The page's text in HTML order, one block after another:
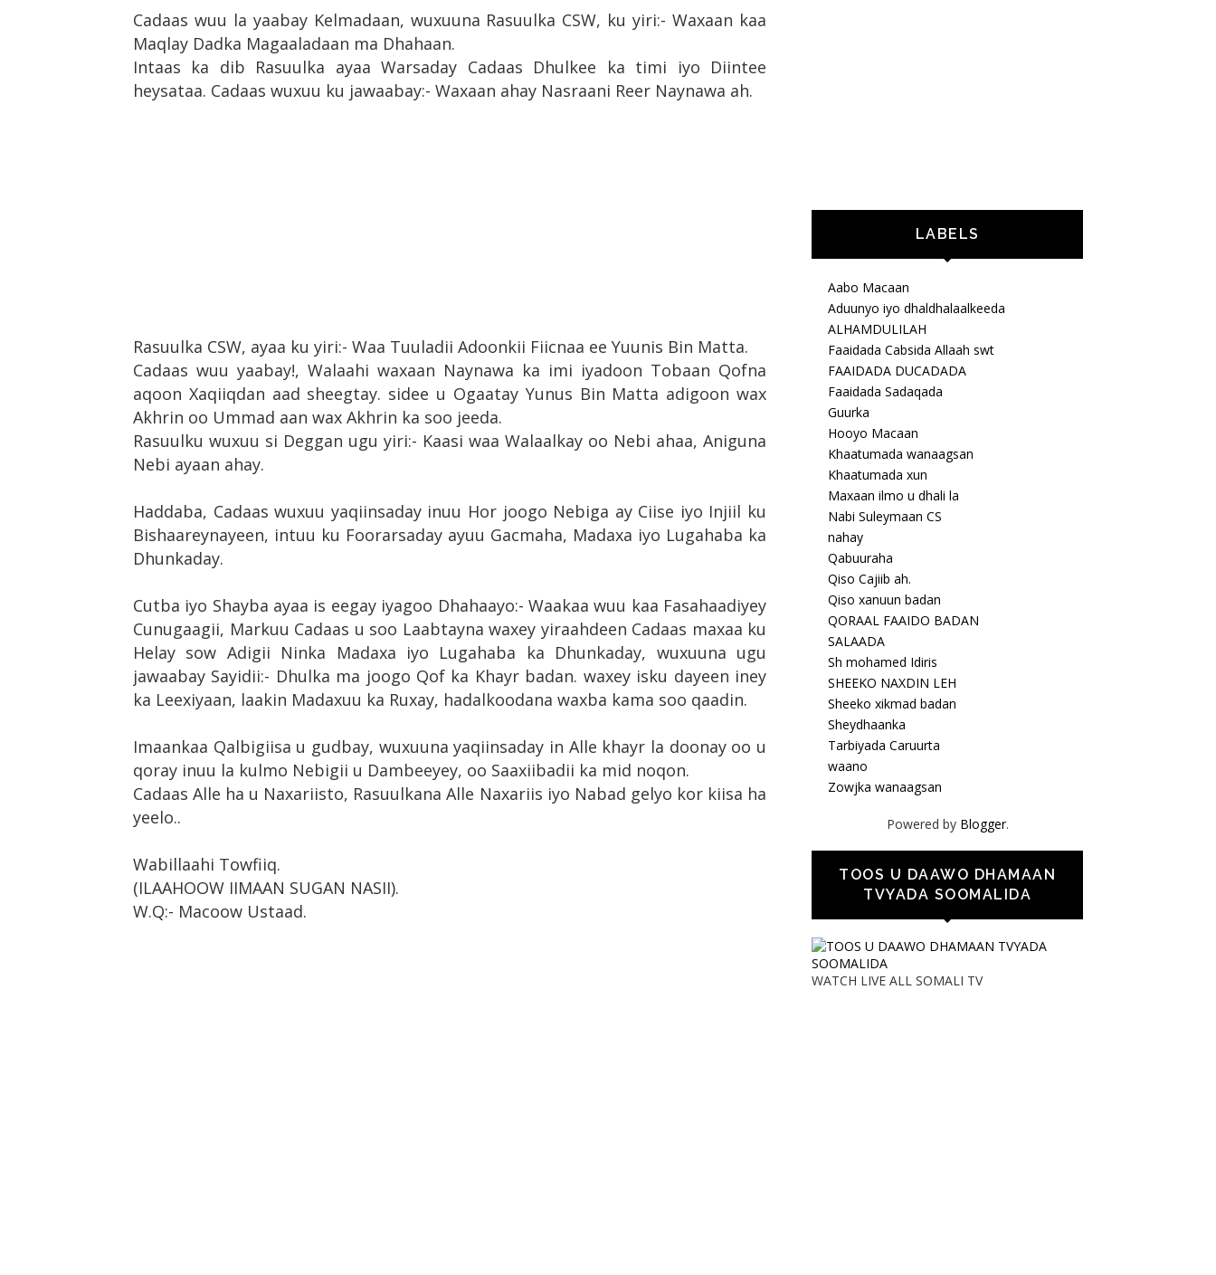
Cadaas wuu la yaabay Kelmadaan, wuxuuna Rasuulka CSW, ku yiri:- Waxaan kaa
Maqlay Dadka Magaaladaan ma Dhahaan.
Intaas ka dib Rasuulka ayaa Warsaday Cadaas Dhulkee ka timi iyo Diintee
heysataa. Cadaas wuxuu ku jawaabay:- Waxaan ahay Nasraani Reer Naynawa ah.
Rasuulka CSW, ayaa ku yiri:- Waa Tuuladii Adoonkii Fiicnaa ee Yuunis Bin Matta.
Cadaas wuu yaabay!, Walaahi waxaan Naynawa ka imi iyadoon Tobaan Qofna
aqoon Xaqiiqdan aad sheegtay. sidee u Ogaatay Yunus Bin Matta adigoon wax
Akhrin oo Ummad aan wax Akhrin ka soo jeeda.
Rasuulku wuxuu si Deggan ugu yiri:- Kaasi waa Walaalkay oo Nebi ahaa, Aniguna
Nebi ayaan ahay.
Haddaba, Cadaas wuxuu yaqiinsaday inuu Hor joogo Nebiga ay Ciise iyo Injiil ku
Bishaareynayeen, intuu ku Foorarsaday ayuu Gacmaha, Madaxa iyo Lugahaba ka
Dhunkaday.
Cutba iyo Shayba ayaa is eegay iyagoo Dhahaayo:- Waakaa wuu kaa Fasahaadiyey
Cunugaagii, Markuu Cadaas u soo Laabtayna waxey yiraahdeen Cadaas maxaa ku
Helay sow Adigii Ninka Madaxa iyo Lugahaba ka Dhunkaday, wuxuuna ugu
jawaabay Sayidii:- Dhulka ma joogo Qof ka Khayr badan. waxey isku dayeen iney
ka Leexiyaan, laakin Madaxuu ka Ruxay, hadalkoodana waxba kama soo qaadin.
Imaankaa Qalbigiisa u gudbay, wuxuuna yaqiinsaday in Alle khayr la doonay oo u
qoray inuu la kulmo Nebigii u Dambeeyey, oo Saaxiibadii ka mid noqon.
Cadaas Alle ha u Naxariisto, Rasuulkana Alle Naxariis iyo Nabad gelyo kor kiisa ha
yeelo..
Wabillaahi Towfiiq.
(ILAAHOOW IIMAAN SUGAN NASII).
W.Q:- Macoow Ustaad.
LABELS
Aabo Macaan
Aduunyo iyo dhaldhalaalkeeda
ALHAMDULILAH
Faaidada Cabsida Allaah swt
FAAIDADA DUCADADA
Faaidada Sadaqada
Guurka
Hooyo Macaan
Khaatumada wanaagsan
Khaatumada xun
Maxaan ilmo u dhali la
Nabi Suleymaan CS
nahay
Qabuuraha
Qiso Cajiib ah.
Qiso xanuun badan
QORAAL FAAIDO BADAN
SALAADA
Sh mohamed Idiris
SHEEKO NAXDIN LEH
Sheeko xikmad badan
Sheydhaanka
Tarbiyada Caruurta
waano
Zowjka wanaagsan
Powered by Blogger.
TOOS U DAAWO DHAMAAN
TVYADA SOOMALIDA
WATCH LIVE ALL SOMALI TV